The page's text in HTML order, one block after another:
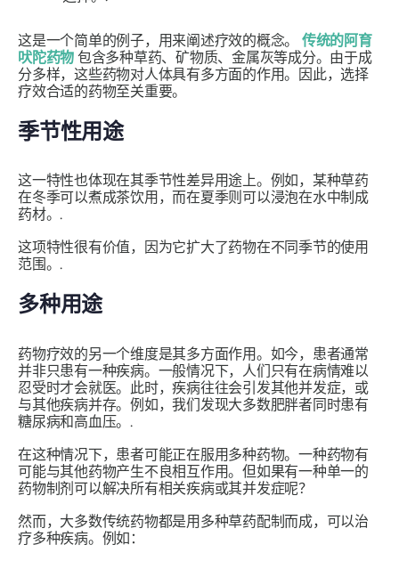
这是一个简单的例子，用来阐述疗效的概念。 传统的阿育
吠陀药物 包含多种草药、矿物质、金属灰等成分。由于成
分多样，这些药物对人体具有多方面的作用。因此，选择
疗效合适的药物至关重要。
季节性用途
这一特性也体现在其季节性差异用途上。例如，某种草药
在冬季可以煮成茶饮用，而在夏季则可以浸泡在水中制成
药材。.
这项特性很有价值，因为它扩大了药物在不同季节的使用
范围。.
多种用途
药物疗效的另一个维度是其多方面作用。如今，患者通常
并非只患有一种疾病。一般情况下，人们只有在病情难以
忍受时才会就医。此时，疾病往往会引发其他并发症，或
与其他疾病并存。例如，我们发现大多数肥胖者同时患有
糖尿病和高血压。.
在这种情况下，患者可能正在服用多种药物。一种药物有
可能与其他药物产生不良相互作用。但如果有一种单一的
药物制剂可以解决所有相关疾病或其并发症呢？
然而，大多数传统药物都是用多种草药配制而成，可以治
疗多种疾病。例如：